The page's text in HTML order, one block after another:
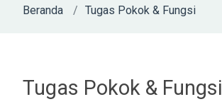
Beranda Tugas Pokok & Fungsi
Tugas Pokok & Fungsi